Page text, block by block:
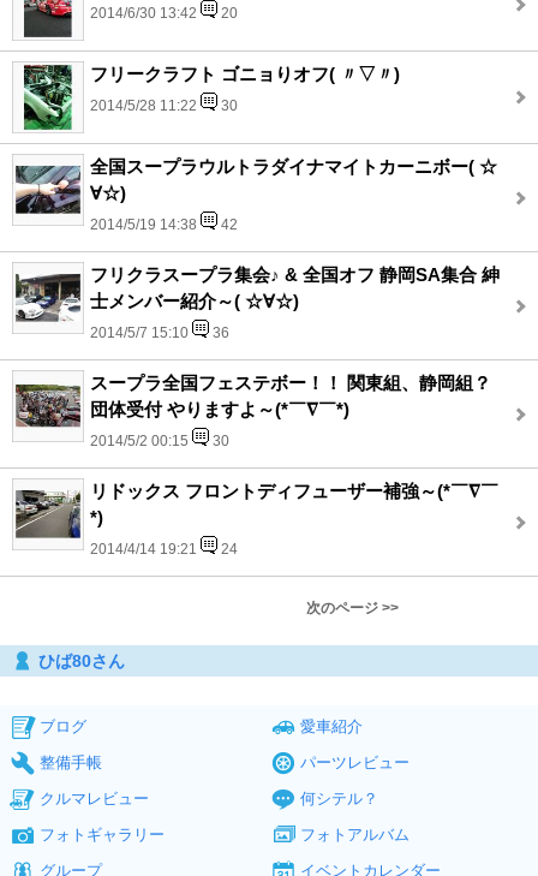
2014/6/30 13:42 20
フリークラフト ゴニョりオフ( 〃▽〃)
2014/5/28 11:22 30
全国スープラウルトラダイナマイトカーニボー( ☆
∀☆)
2014/5/19 14:38 42
フリクラスープラ集会♪ & 全国オフ 静岡SA集合 紳
士メンバー紹介～( ☆∀☆)
2014/5/7 15:10 36
スープラ全国フェステボー！！ 関東組、静岡組？
団体受付 やりますよ～(*￣∇￣*)
2014/5/2 00:15 30
リドックス フロントディフューザー補強～(*￣∇￣
*)
2014/4/14 19:21 24
次のページ >>
ひば80さん
ブログ
愛車紹介
整備手帳
パーツレビュー
クルマレビュー
何シテル？
フォトギャラリー
フォトアルバム
グループ
イベントカレンダー